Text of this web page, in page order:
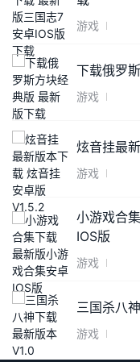
游戏
下载俄罗
游戏
炫音挂最
游戏
小游戏合
IOS版
游戏
三国杀八
游戏